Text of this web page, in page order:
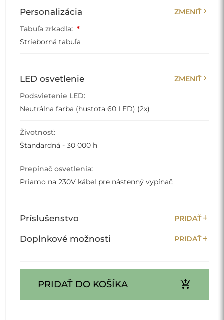
Personalizácia ZMENIŤchevron_right
Tabuľa zrkadla: *
Strieborná tabuľa
LED osvetlenie ZMENIŤchevron_right
Podsvietenie LED:
Neutrálna farba (hustota 60 LED) (2x)
Životnosť:
Štandardná - 30 000 h
Prepínač osvetlenia:
Priamo na 230V kábel pre nástenný vypínač
Príslušenstvo PRIDAŤadd
Doplnkové možnosti PRIDAŤadd
PRIDAŤ DO KOŠÍKA add_shopping_cart